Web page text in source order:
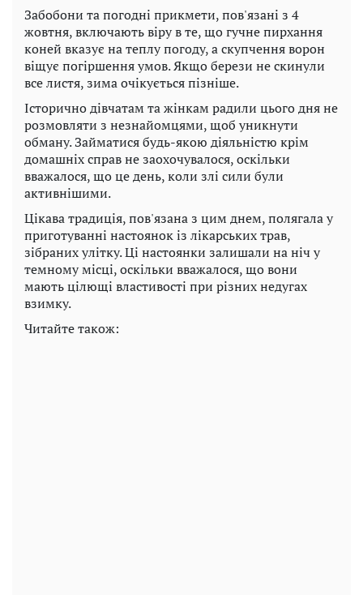
Забобони та погодні прикмети, пов'язані з 4
жовтня, включають віру в те, що гучне пирхання
коней вказує на теплу погоду, а скупчення ворон
віщує погіршення умов. Якщо берези не скинули
все листя, зима очікується пізніше.
Історично дівчатам та жінкам радили цього дня не
розмовляти з незнайомцями, щоб уникнути
обману. Займатися будь-якою діяльністю крім
домашніх справ не заохочувалося, оскільки
вважалося, що це день, коли злі сили були
активнішими.
Цікава традиція, пов'язана з цим днем, полягала у
приготуванні настоянок із лікарських трав,
зібраних улітку. Ці настоянки залишали на ніч у
темному місці, оскільки вважалося, що вони
мають цілющі властивості при різних недугах
взимку.
Читайте також: